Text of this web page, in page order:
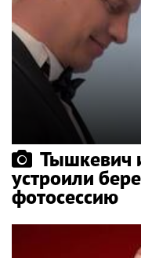
Тышкевич
устроили
фотосессию